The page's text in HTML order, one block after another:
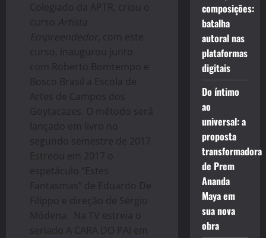
Colegiado da APTR, criou o
curso Artista
Empreendedor , com este
curso, inaugurou junto
com Roberto Bomtempo e
Bosco Brasil a Escola de
Artes de Campos dos
Goytacazes. O método será
lançado em livro no
segundo semestre de 2017.
Estreou em 2017 o
espetáculo “Estes
Fantasmas” de Eduardo De
Filippo e direção de Sérgio
Módena. Na TV estreia o
seriado A CARA DO PAI em
composições:
batalha
autoral nas
plataformas
digitais
Do íntimo
ao
universal: a
proposta
transformadora
de Prem
Ananda
Maya em
sua nova
obra